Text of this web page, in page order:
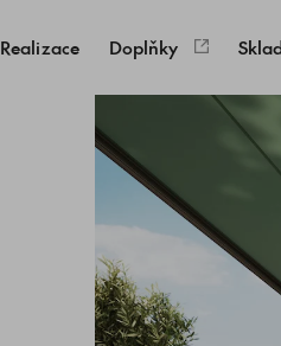
Realizace Doplňky